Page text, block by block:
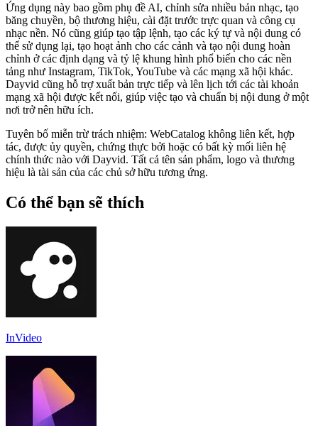
Ứng dụng này bao gồm phụ đề AI, chỉnh sửa nhiều bản nhạc, tạo
băng chuyền, bộ thương hiệu, cài đặt trước trực quan và công cụ
nhạc nền. Nó cũng giúp tạo tập lệnh, tạo các ký tự và nội dung có
thể sử dụng lại, tạo hoạt ảnh cho các cảnh và tạo nội dung hoàn
chỉnh ở các định dạng và tỷ lệ khung hình phổ biến cho các nền
tảng như Instagram, TikTok, YouTube và các mạng xã hội khác.
Dayvid cũng hỗ trợ xuất bản trực tiếp và lên lịch tới các tài khoản
mạng xã hội được kết nối, giúp việc tạo và chuẩn bị nội dung ở một
nơi trở nên hữu ích.
Tuyên bố miễn trừ trách nhiệm: WebCatalog không liên kết, hợp
tác, được ủy quyền, chứng thực bởi hoặc có bất kỳ mối liên hệ
chính thức nào với Dayvid. Tất cả tên sản phẩm, logo và thương
hiệu là tài sản của các chủ sở hữu tương ứng.
Có thể bạn sẽ thích
InVideo